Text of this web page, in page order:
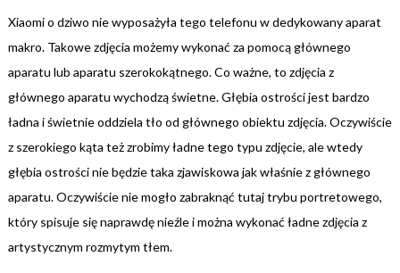
Xiaomi o dziwo nie wyposażyła tego telefonu w dedykowany aparat
makro. Takowe zdjęcia możemy wykonać za pomocą głównego
aparatu lub aparatu szerokokątnego. Co ważne, to zdjęcia z
głównego aparatu wychodzą świetne. Głębia ostrości jest bardzo
ładna i świetnie oddziela tło od głównego obiektu zdjęcia. Oczywiście
z szerokiego kąta też zrobimy ładne tego typu zdjęcie, ale wtedy
głębia ostrości nie będzie taka zjawiskowa jak właśnie z głównego
aparatu. Oczywiście nie mogło zabraknąć tutaj trybu portretowego,
który spisuje się naprawdę nieźle i można wykonać ładne zdjęcia z
artystycznym rozmytym tłem.